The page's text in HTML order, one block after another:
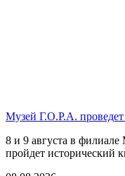
Музей Г.О.Р.А.
8 и 9 августа в
пройдет исторический